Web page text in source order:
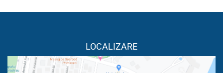
LOCALIZARE